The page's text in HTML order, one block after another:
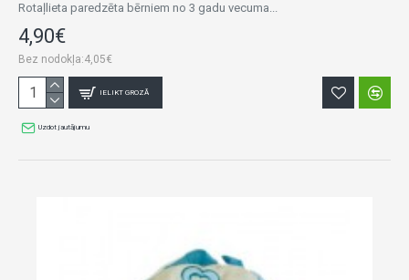
Rotaļlieta paredzēta bērniem no 3 gadu vecuma...
4,90€
Bez nodokļa:4,05€
IELIKT GROZĀ
Uzdot jautājumu